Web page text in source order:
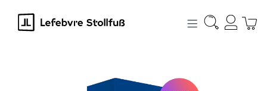
springen
Bildergalerie überspringen